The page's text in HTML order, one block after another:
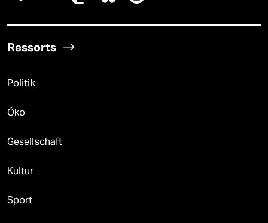
Ressorts
Politik
Öko
Gesellschaft
Kultur
Sport